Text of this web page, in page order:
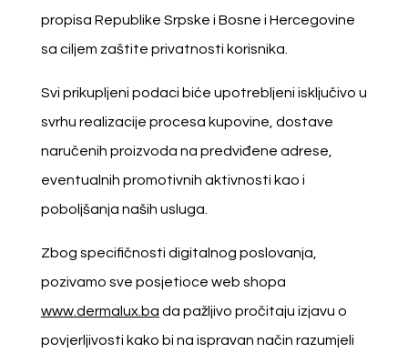
propisa Republike Srpske i Bosne i Hercegovine
sa ciljem zaštite privatnosti korisnika.
Svi prikupljeni podaci biće upotrebljeni isključivo u
svrhu realizacije procesa kupovine, dostave
naručenih proizvoda na predviđene adrese,
eventualnih promotivnih aktivnosti kao i
poboljšanja naših usluga.
Zbog specifičnosti digitalnog poslovanja,
pozivamo sve posjetioce web shopa
www.dermalux.ba da pažljivo pročitaju izjavu o
povjerljivosti kako bi na ispravan način razumjeli